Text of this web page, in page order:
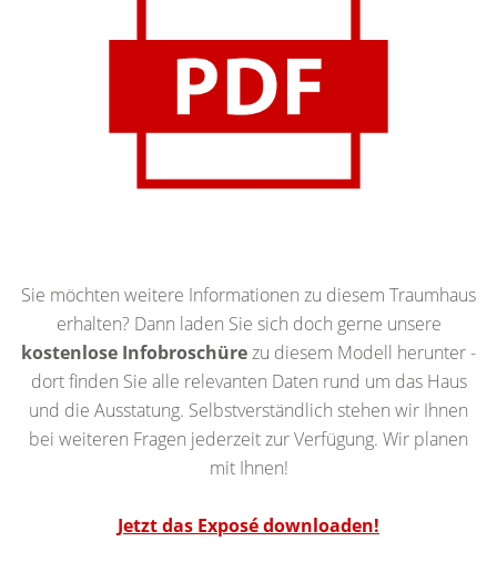
Sie möchten weitere Informationen zu diesem Traumhaus
erhalten? Dann laden Sie sich doch gerne unsere
kostenlose Infobroschürezu diesem Modell herunter -
dort finden Sie alle relevanten Daten rund um das Haus
und die Ausstatung. Selbstverständlich stehen wir Ihnen
bei weiteren Fragen jederzeit zur Verfügung. Wir planen
mit Ihnen!
Jetzt das Exposé downloaden!